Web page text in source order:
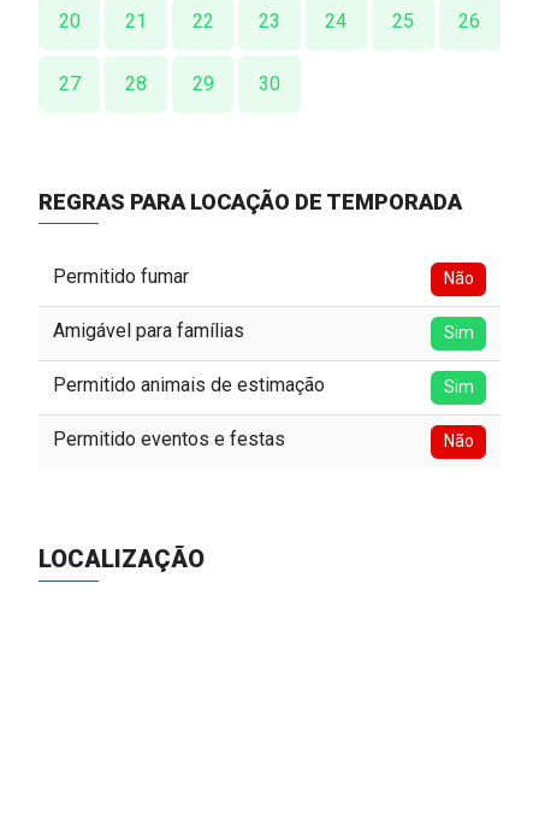
20 21 22 23 24 25 26
27 28 29 30
REGRAS PARA LOCAÇÃO DE TEMPORADA
Permitido fumar Não
Amigável para famílias Sim
Permitido animais de estimação Sim
Permitido eventos e festas Não
LOCALIZAÇÃO